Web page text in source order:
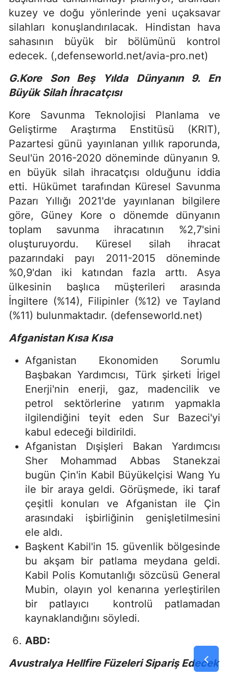
kuzey ve doğu yönlerinde yeni uçaksavar
silahları konuşlandırılacak. Hindistan hava
sahasının büyük bir bölümünü kontrol
edecek. (,defenseworld.net/avia-pro.net)
G.Kore Son Beş Yılda Dünyanın 9. En
Büyük Silah İhracatçısı
Kore Savunma Teknolojisi Planlama ve
Geliştirme Araştırma Enstitüsü (KRIT),
Pazartesi günü yayınlanan yıllık raporunda,
Seul'ün 2016-2020 döneminde dünyanın 9.
en büyük silah ihracatçısı olduğunu iddia
etti. Hükümet tarafından Küresel Savunma
Pazarı Yıllığı 2021'de yayınlanan bilgilere
göre, Güney Kore o dönemde dünyanın
toplam savunma ihracatının %2,7'sini
oluşturuyordu. Küresel silah ihracat
pazarındaki payı 2011-2015 döneminde
%0,9'dan iki katından fazla arttı. Asya
ülkesinin başlıca müşterileri arasında
İngiltere (%14), Filipinler (%12) ve Tayland
(%11) bulunmaktadır. (defenseworld.net)
Afganistan Kısa Kısa
Afganistan Ekonomiden Sorumlu
Başbakan Yardımcısı, Türk şirketi İrigel
Enerji'nin enerji, gaz, madencilik ve
petrol sektörlerine yatırım yapmakla
ilgilendiğini teyit eden Sur Bazeci'yi
kabul edeceği bildirildi.
Afganistan Dışişleri Bakan Yardımcısı
Sher Mohammad Abbas Stanekzai
bugün Çin'in Kabil Büyükelçisi Wang Yu
ile bir araya geldi. Görüşmede, iki taraf
çeşitli konuları ve Afganistan ile Çin
arasındaki işbirliğinin genişletilmesini
ele aldı.
Başkent Kabil'in 15. güvenlik bölgesinde
bu akşam bir patlama meydana geldi.
Kabil Polis Komutanlığı sözcüsü General
Mubin, olayın yol kenarına yerleştirilen
bir patlayıcı kontrolü patlamadan
kaynaklandığını söyledi.
ABD:
Avustralya Hellfire Füzeleri Sipariş Edecek